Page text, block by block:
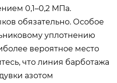
0,1–0,2 МПа.
обязательно. Особое
уплотнению
вероятное место
что линия барботажа
азотом